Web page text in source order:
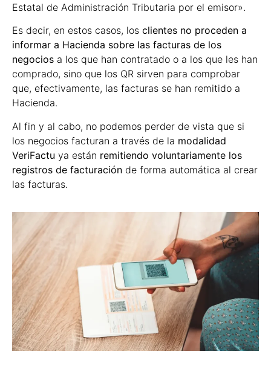
Estatal de Administración Tributaria por el emisor».
Es decir, en estos casos, los clientes no proceden a
informar a Hacienda sobre las facturas de los
negocios a los que han contratado o a los que les han
comprado, sino que los QR sirven para comprobar
que, efectivamente, las facturas se han remitido a
Hacienda.
Al fin y al cabo, no podemos perder de vista que si
los negocios facturan a través de la modalidad
VeriFactu ya están remitiendo voluntariamente los
registros de facturación de forma automática al crear
las facturas.